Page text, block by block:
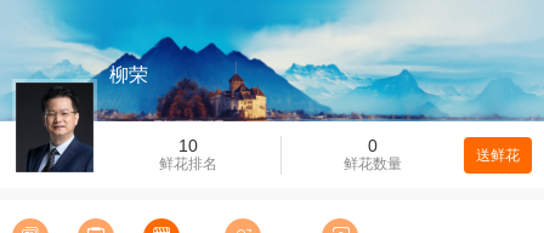
10
鲜花排名
0
鲜花数量 送鲜花
柳荣